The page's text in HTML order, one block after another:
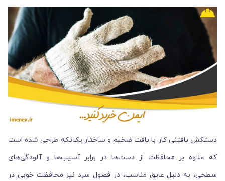
دستکش بافتنی کار با بافت ضخیم و ساختار یک‌تکه طراحی شده است
که علاوه بر محافظت از دست‌ها در برابر آسیب‌ها و آلودگی‌های
سطحی، به دلیل عایق مناسب، در فصول سرد نیز محافظت خوبی در